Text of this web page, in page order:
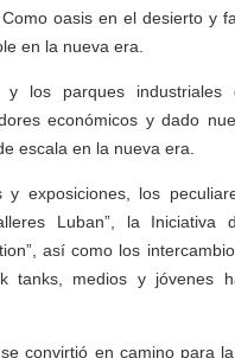
oasis en el desierto y
en la nueva era.
los parques industriales
económicos y dado
escala en la nueva era.
exposiciones, los
Luban”, la Iniciativa
así como los
tanks, medios y jóvenes
convirtió en camino para